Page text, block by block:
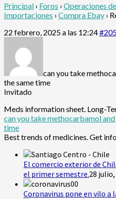
Principal › Foros › Operaciones
Importaciones › Compra Ebay ›
22 febrero, 2025 a las 12:24
can you take
the same time
Invitado
Meds information sheet. Long-
can you take methocarbamol
time
Best trends of medicines. Get
El comercio exterior de
el primer semestre.28 julio,
Coronavirus pone en vilo a